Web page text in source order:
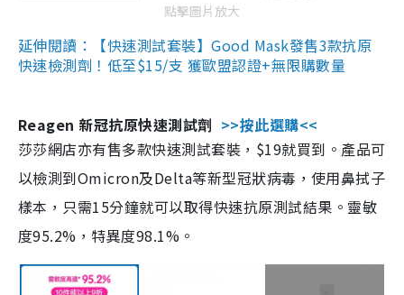
點擊圖片放大
延伸閱讀：【快速測試套裝】Good Mask發售3款抗原
快速檢測劑！低至$15/支 獲歐盟認證+無限購數量
Reagen 新冠抗原快速測試劑 >>按此選購<<
莎莎網店亦有售多款快速測試套裝，$19就買到。產品可
以檢測到Omicron及Delta等新型冠狀病毒，使用鼻拭子
樣本，只需15分鐘就可以取得快速抗原測試結果。靈敏
度95.2%，特異度98.1%。